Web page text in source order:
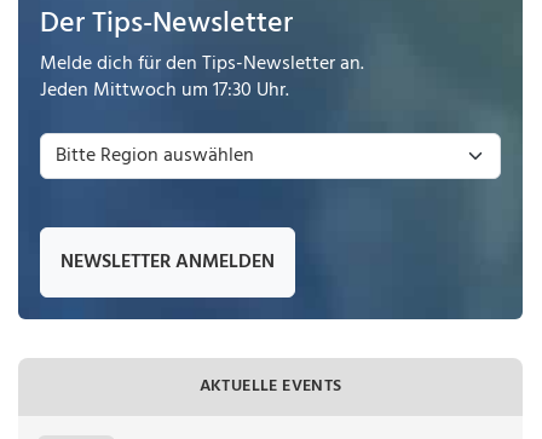
Der Tips-Newsletter
Melde dich für den Tips-Newsletter an.
Jeden Mittwoch um 17:30 Uhr.
NEWSLETTER ANMELDEN
AKTUELLE EVENTS